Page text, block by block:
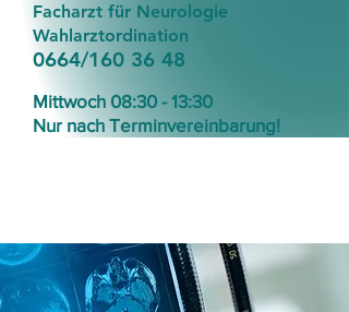
Facharzt für Neurologie
Wahlarztordination
0664/160 36 48
Mittwoch 08:30 - 13:30
Nur nach Terminvereinbarung!